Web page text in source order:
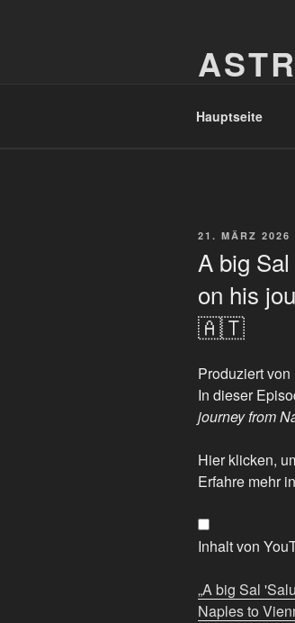
Hauptseite
21. MÄRZ 2026
A big Sal
on his
🇦🇹
Produziert
In dieser
journey from
„A
big
'Saluto'
👋
wish
him
Hier klicken,
Erfahre mehr
Inhalt von
„A big Sal
Naples to